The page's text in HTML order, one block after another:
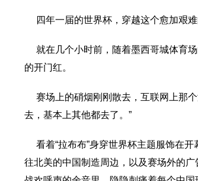
四年一届的世界杯，穿越这个愈加艰
就在几个小时前，随着墨西哥城体育
的开门红。
赛场上的硝烟刚刚散去，互联网上那
去，基本上其他都去了。”
看着“拉布布”身穿世界杯主题服饰在
往北美的中国制造周边，以及赛场外的